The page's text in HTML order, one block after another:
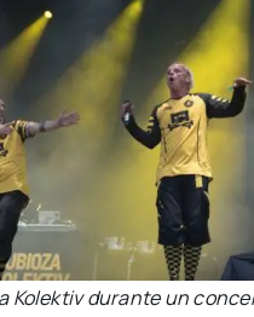
Kolektiv durante un